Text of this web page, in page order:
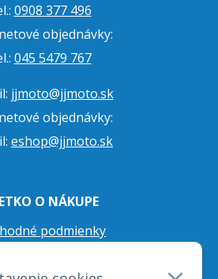
0908 377 496
objednávky:
045 5479 767
jjmoto@jjmoto.sk
objednávky:
eshop@jjmoto.sk
O NÁKUPE
podmienky